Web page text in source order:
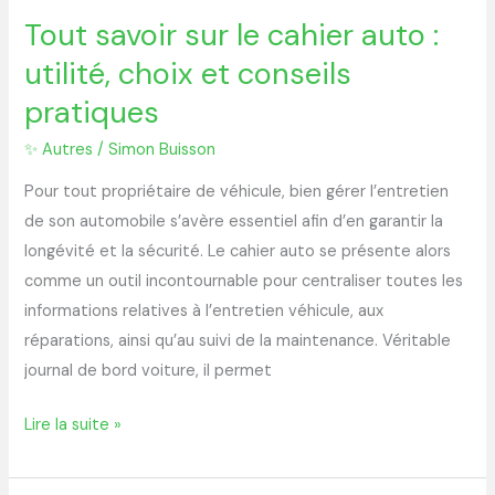
Tout savoir sur le cahier auto :
utilité, choix et conseils
pratiques
✨ Autres /Simon Buisson
Pour tout propriétaire de véhicule, bien gérer l’entretien
de son automobile s’avère essentiel afin d’en garantir la
longévité et la sécurité. Le cahier auto se présente alors
comme un outil incontournable pour centraliser toutes les
informations relatives à l’entretien véhicule, aux
réparations, ainsi qu’au suivi de la maintenance. Véritable
journal de bord voiture, il permet
Lire la suite »